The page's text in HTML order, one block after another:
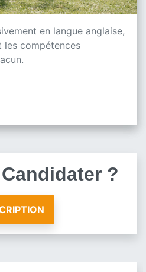
en langue anglaise,
les compétences
?